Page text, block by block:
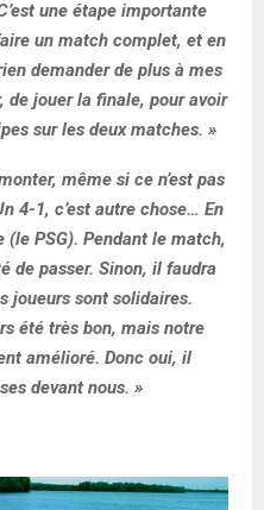
une étape importante
un match complet, et en
demander de plus à mes
de jouer la finale, pour avoir
sur les deux matches. »
même si ce n’est pas
4-1, c’est autre chose… En
PSG). Pendant le match,
de passer. Sinon, il faudra
joueurs sont solidaires.
été très bon, mais notre
amélioré. Donc oui, il
devant nous. »